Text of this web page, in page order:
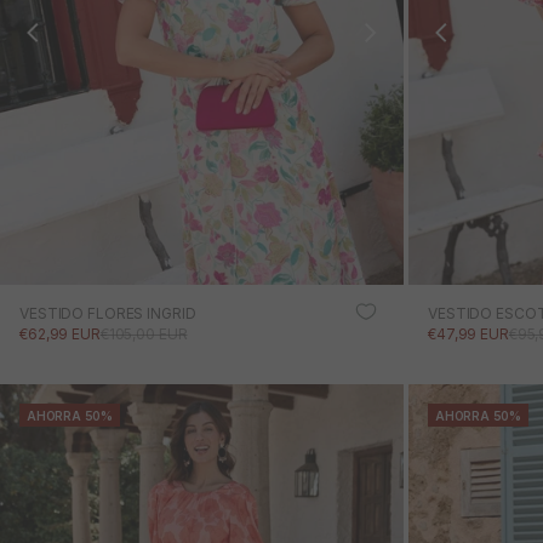
VESTIDO FLORES INGRID
PRECIO DE OFERTA
€62,99 EURPRECIO NORMAL
€105,00 EUR
VESTIDO
PRECIO DE
€47,99 EUR
AHORRA 50% AHORRA 50%